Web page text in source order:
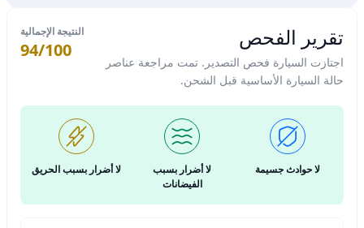
تقرير الفحص
اجتازت السيارة فحص التصدير. تمت مراجعة عناصر
حالة السيارة الأساسية قبل الشحن.
النتيجة الإجمالية
94/100
لا حوادث جسيمة
لا أضرار بسبب
الفيضانات
لا أضرار بسبب الحريق